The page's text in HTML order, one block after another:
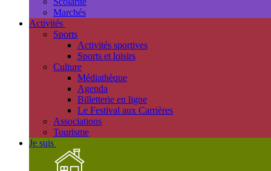
Marchés
Activités
Sports
Activités sportives
Sports et loisirs
Culture
Médiathèque
Agenda
Billetterie en ligne
Le Festival aux Carrières
Associations
Tourisme
Je suis